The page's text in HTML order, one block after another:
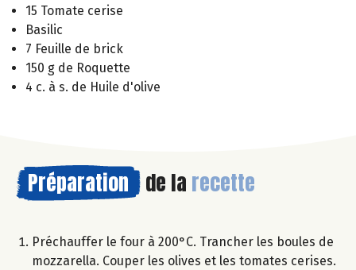
15 Tomate cerise
Basilic
7 Feuille de brick
150 g de Roquette
4 c. à s. de Huile d'olive
Préparation de la recette
Préchauffer le four à 200°C. Trancher les boules de
mozzarella. Couper les olives et les tomates cerises.